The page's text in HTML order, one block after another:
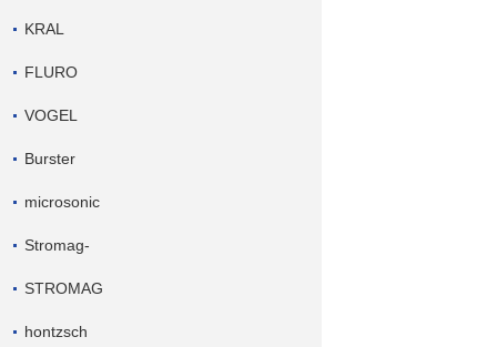
KRAL
FLURO
VOGEL
Burster
microsonic
Stromag-
STROMAG
hontzsch